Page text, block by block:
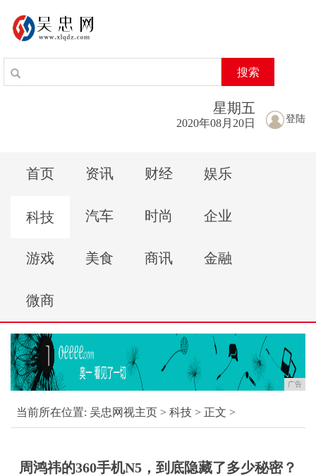
搜索
登陆
星期五
2020年08月20日
首页 资讯 财经 娱乐
科技 汽车 时尚 企业
游戏 美食 商讯 金融
微商
广告
当前所在位置: 吴忠网视主页 > 科技 > 正文 >
周鸿祎的360手机N5，到底隐藏了多少秘密？